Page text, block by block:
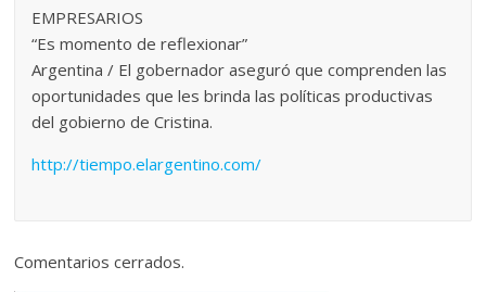
EMPRESARIOS
“Es momento de reflexionar”
Argentina / El gobernador aseguró que comprenden las
oportunidades que les brinda las políticas productivas
del gobierno de Cristina.
http://tiempo.elargentino.com/
Comentarios cerrados.